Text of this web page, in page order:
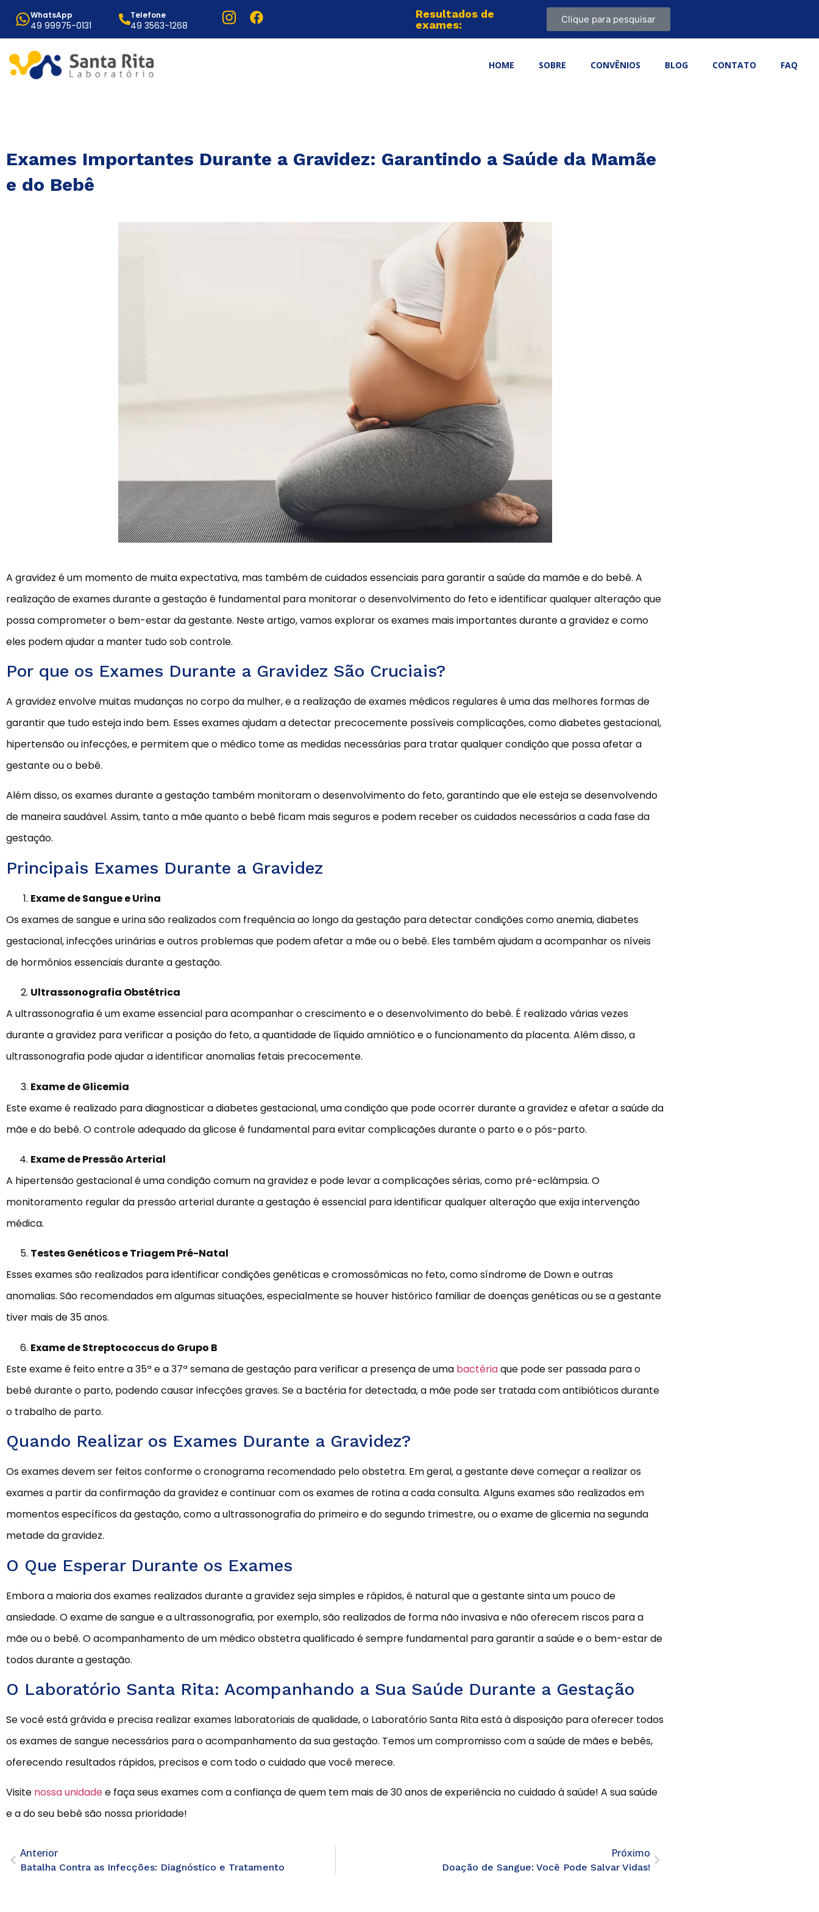
WhatsApp
49 99975-0131
Telefone
49 3563-1268
Resultados de
exames:
Clique para pesquisar
HOME SOBRE CONVÊNIOS BLOG CONTATO FAQ
Exames Importantes Durante a Gravidez: Garantindo a Saúde da Mamãe
e do Bebê
A gravidez é um momento de muita expectativa, mas também de cuidados essenciais para garantir a saúde da mamãe e do bebê. A
realização de exames durante a gestação é fundamental para monitorar o desenvolvimento do feto e identificar qualquer alteração que
possa comprometer o bem-estar da gestante. Neste artigo, vamos explorar os exames mais importantes durante a gravidez e como
eles podem ajudar a manter tudo sob controle.
Por que os Exames Durante a Gravidez São Cruciais?
A gravidez envolve muitas mudanças no corpo da mulher, e a realização de exames médicos regulares é uma das melhores formas de
garantir que tudo esteja indo bem. Esses exames ajudam a detectar precocemente possíveis complicações, como diabetes gestacional,
hipertensão ou infecções, e permitem que o médico tome as medidas necessárias para tratar qualquer condição que possa afetar a
gestante ou o bebê.
Além disso, os exames durante a gestação também monitoram o desenvolvimento do feto, garantindo que ele esteja se desenvolvendo
de maneira saudável. Assim, tanto a mãe quanto o bebê ficam mais seguros e podem receber os cuidados necessários a cada fase da
gestação.
Principais Exames Durante a Gravidez
Exame de Sangue e Urina
Os exames de sangue e urina são realizados com frequência ao longo da gestação para detectar condições como anemia, diabetes
gestacional, infecções urinárias e outros problemas que podem afetar a mãe ou o bebê. Eles também ajudam a acompanhar os níveis
de hormônios essenciais durante a gestação.
Ultrassonografia Obstétrica
A ultrassonografia é um exame essencial para acompanhar o crescimento e o desenvolvimento do bebê. É realizado várias vezes
durante a gravidez para verificar a posição do feto, a quantidade de líquido amniótico e o funcionamento da placenta. Além disso, a
ultrassonografia pode ajudar a identificar anomalias fetais precocemente.
Exame de Glicemia
Este exame é realizado para diagnosticar a diabetes gestacional, uma condição que pode ocorrer durante a gravidez e afetar a saúde da
mãe e do bebê. O controle adequado da glicose é fundamental para evitar complicações durante o parto e o pós-parto.
Exame de Pressão Arterial
A hipertensão gestacional é uma condição comum na gravidez e pode levar a complicações sérias, como pré-eclâmpsia. O
monitoramento regular da pressão arterial durante a gestação é essencial para identificar qualquer alteração que exija intervenção
médica.
Testes Genéticos e Triagem Pré-Natal
Esses exames são realizados para identificar condições genéticas e cromossômicas no feto, como síndrome de Down e outras
anomalias. São recomendados em algumas situações, especialmente se houver histórico familiar de doenças genéticas ou se a gestante
tiver mais de 35 anos.
Exame de Streptococcus do Grupo B
Este exame é feito entre a 35ª e a 37ª semana de gestação para verificar a presença de uma bactériaque pode ser passada para o
bebê durante o parto, podendo causar infecções graves. Se a bactéria for detectada, a mãe pode ser tratada com antibióticos durante
o trabalho de parto.
Quando Realizar os Exames Durante a Gravidez?
Os exames devem ser feitos conforme o cronograma recomendado pelo obstetra. Em geral, a gestante deve começar a realizar os
exames a partir da confirmação da gravidez e continuar com os exames de rotina a cada consulta. Alguns exames são realizados em
momentos específicos da gestação, como a ultrassonografia do primeiro e do segundo trimestre, ou o exame de glicemia na segunda
metade da gravidez.
O Que Esperar Durante os Exames
Embora a maioria dos exames realizados durante a gravidez seja simples e rápidos, é natural que a gestante sinta um pouco de
ansiedade. O exame de sangue e a ultrassonografia, por exemplo, são realizados de forma não invasiva e não oferecem riscos para a
mãe ou o bebê. O acompanhamento de um médico obstetra qualificado é sempre fundamental para garantir a saúde e o bem-estar de
todos durante a gestação.
O Laboratório Santa Rita: Acompanhando a Sua Saúde Durante a Gestação
Se você está grávida e precisa realizar exames laboratoriais de qualidade, o Laboratório Santa Rita está à disposição para oferecer todos
os exames de sangue necessários para o acompanhamento da sua gestação. Temos um compromisso com a saúde de mães e bebês,
oferecendo resultados rápidos, precisos e com todo o cuidado que você merece.
Visite nossa unidadee faça seus exames com a confiança de quem tem mais de 30 anos de experiência no cuidado à saúde! A sua saúde
e a do seu bebê são nossa prioridade!
Anterior
Batalha Contra as Infecções: Diagnóstico e Tratamento
Próximo
Doação de Sangue: Você Pode Salvar Vidas!